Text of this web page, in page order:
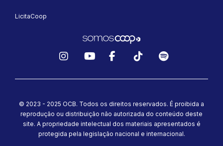
LicitaCoop
© 2023 - 2025 OCB. Todos os direitos reservados. É proibida a
reprodução ou distribuição não autorizada do conteúdo deste
site. A propriedade intelectual dos materiais apresentados é
protegida pela legislação nacional e internacional.